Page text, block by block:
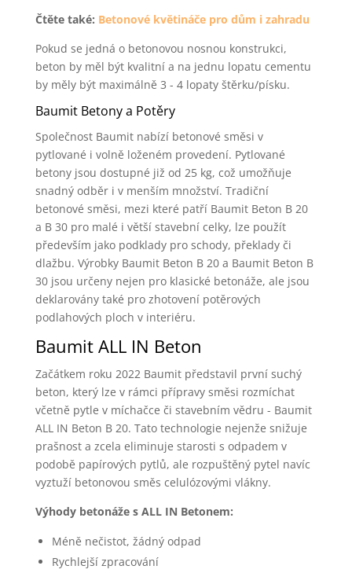
Čtěte také: Betonové květináče pro dům i zahradu
Pokud se jedná o betonovou nosnou konstrukci,
beton by měl být kvalitní a na jednu lopatu cementu
by měly být maximálně 3 - 4 lopaty štěrku/písku.
Baumit Betony a Potěry
Společnost Baumit nabízí betonové směsi v
pytlované i volně loženém provedení. Pytlované
betony jsou dostupné již od 25 kg, což umožňuje
snadný odběr i v menším množství. Tradiční
betonové směsi, mezi které patří Baumit Beton B 20
a B 30 pro malé i větší stavební celky, lze použít
především jako podklady pro schody, překlady či
dlažbu. Výrobky Baumit Beton B 20 a Baumit Beton B
30 jsou určeny nejen pro klasické betonáže, ale jsou
deklarovány také pro zhotovení potěrových
podlahových ploch v interiéru.
Baumit ALL IN Beton
Začátkem roku 2022 Baumit představil první suchý
beton, který lze v rámci přípravy směsi rozmíchat
včetně pytle v míchačce či stavebním vědru - Baumit
ALL IN Beton B 20. Tato technologie nejenže snižuje
prašnost a zcela eliminuje starosti s odpadem v
podobě papírových pytlů, ale rozpuštěný pytel navíc
vyztuží betonovou směs celulózovými vlákny.
Výhody betonáže s ALL IN Betonem:
Méně nečistot, žádný odpad
Rychlejší zpracování